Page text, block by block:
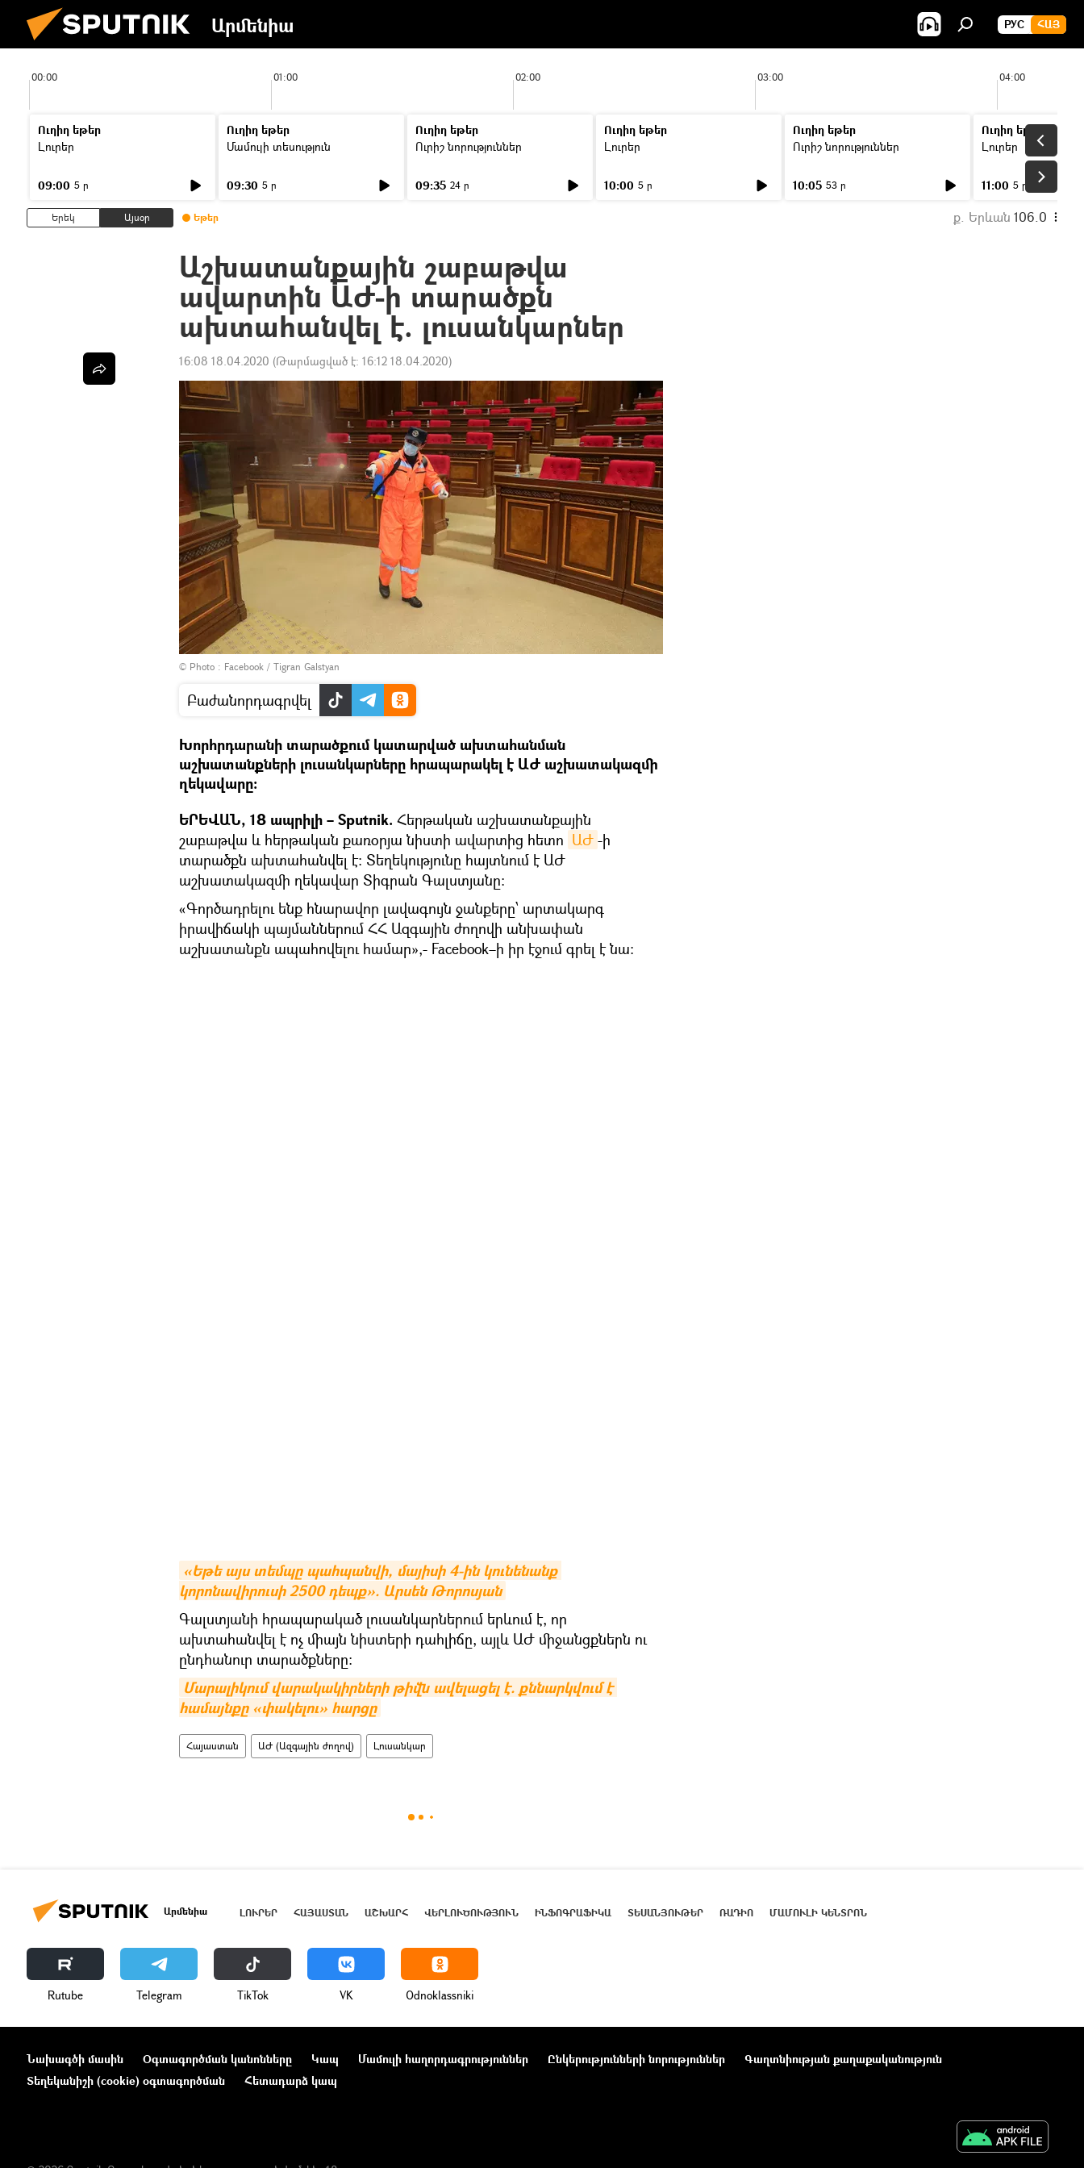
Արմենիա РУС ՀԱՅ
00:00 01:00 02:00 03:00 04:00
Ուղիղ եթեր
Լուրեր
09:00 5 ր
Ուղիղ եթեր
Մամուլի տեսություն
09:30 5 ր
Ուղիղ եթեր
Ուրիշ նորություններ
09:35 24 ր
Ուղիղ եթեր
Լուրեր
10:00 5 ր
Ուղիղ եթեր
Ուրիշ նորություններ
10:05 53 ր
Ուղիղ եթեր
Լուրեր
11:00 5 ր
Երեկ Այսօր Եթեր ք. Երևան 106.0
Աշխատանքային շաբաթվա
ավարտին ԱԺ-ի տարածքն
ախտահանվել է. լուսանկարներ
16:08 18.04.2020 (Թարմացված է: 16:12 18.04.2020)
© Photo : Facebook / Tigran Galstyan
Բաժանորդագրվել
Խորհրդարանի տարածքում կատարված ախտահանման
աշխատանքների լուսանկարները հրապարակել է ԱԺ աշխատակազմի
ղեկավարը։
ԵՐԵՎԱՆ, 18 ապրիլի – Sputnik. Հերթական աշխատանքային
շաբաթվա և հերթական քառօրյա նիստի ավարտից հետո ԱԺ -ի
տարածքն ախտահանվել է: Տեղեկությունը հայտնում է ԱԺ
աշխատակազմի ղեկավար Տիգրան Գալստյանը:
«Գործադրելու ենք հնարավոր լավագույն ջանքերը՝ արտակարգ
իրավիճակի պայմաններում ՀՀ Ազգային ժողովի անխափան
աշխատանքն ապահովելու համար»,- Facebook–ի իր էջում գրել է նա:
«Եթե այս տեմպը պահպանվի, մայիսի 4-ին կունենանք
կորոնավիրուսի 2500 դեպք». Արսեն Թորոսյան
Գալստյանի հրապարակած լուսանկարներում երևում է, որ
ախտահանվել է ոչ միայն նիստերի դահլիճը, այլև ԱԺ միջանցքներն ու
ընդհանուր տարածքները:
Մարալիկում վարակակիրների թիվն ավելացել է. քննարկվում է
համայնքը «փակելու» հարցը
Հայաստան ԱԺ (Ազգային ժողով) Լուսանկար
Արմենիա ԼՈՒՐԵՐ ՀԱՅԱՍՏԱՆ ԱՇԽԱՐՀ ՎԵՐԼՈՒԾՈՒԹՅՈՒՆ ԻՆՖՈԳՐԱՖԻԿԱ ՏԵՍԱՆՅՈՒԹԵՐ ՌԱԴԻՈ ՄԱՄՈՒԼԻ ԿԵՆՏՐՈՆ
Rutube Telegram ТikТоk VK Odnoklassniki
Նախագծի մասին Օգտագործման կանոնները Կապ Մամուլի հաղորդագրություններ Ընկերությունների նորություններ
Գաղտնիության քաղաքականություն
Տեղեկանիշի (cookie) օգտագործման
Հետադարձ կապ